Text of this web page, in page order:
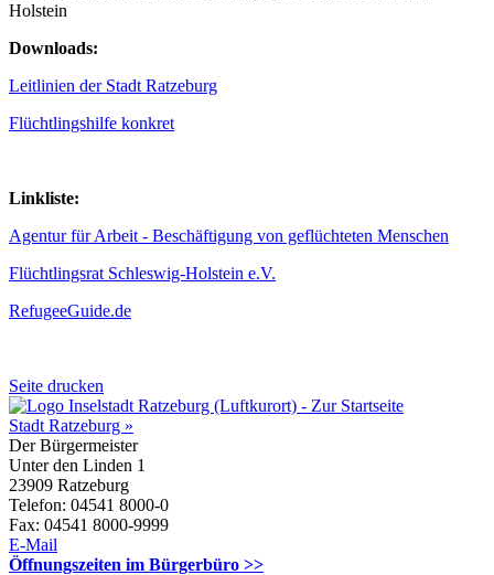
Holstein
Downloads:
Leitlinien der Stadt Ratzeburg
Flüchtlingshilfe konkret
Linkliste:
Agentur für Arbeit - Beschäftigung von geflüchteten Menschen
Flüchtlingsrat Schleswig-Holstein e.V.
RefugeeGuide.de
Seite drucken
Stadt Ratzeburg »
Der Bürgermeister
Unter den Linden 1
23909 Ratzeburg
Telefon: 04541 8000-0
Fax: 04541 8000-9999
E-Mail
Öffnungszeiten im Bürgerbüro >>